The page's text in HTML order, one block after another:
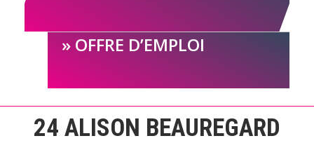
OFFRE D’EMPLOI
24 ALISON BEAUREGARD